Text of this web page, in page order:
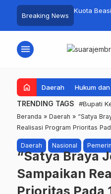
Breaking News
Kembang Beri
Warga Sri
Kuota
Siapkan
menu
home Daerah Hukum
TRENDING TAGS #Bupati
Beranda » Daerah » “Satya
Realisasi Program Prioritas
Daerah Nasional
“Satya Braya
Sampaikan
Prioritas Pada